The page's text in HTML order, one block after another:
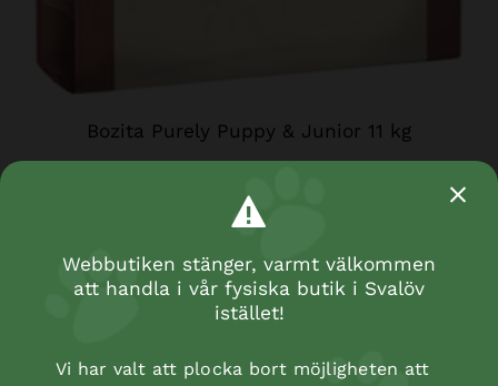
Bozita Purely Puppy & Junior 11 kg
Webbutiken stänger, varmt välkommen
att handla i vår fysiska butik i Svalöv
istället!
Vi har valt att plocka bort möjligheten att